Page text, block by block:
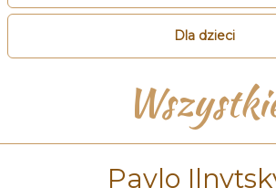
Dla dzieci
Pavlo